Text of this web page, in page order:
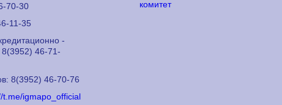
70-30
11-35
-
(3952) 46-71-
8(3952) 46-70-76
t.me/igmapo_official